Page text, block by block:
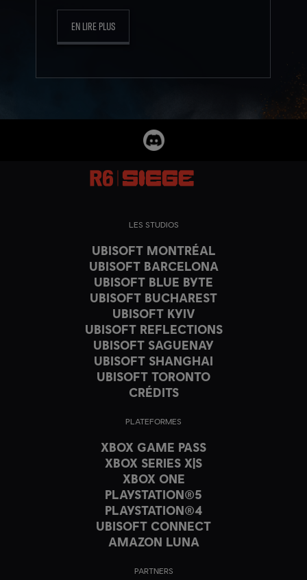
EN LIRE PLUS
LES STUDIOS
UBISOFT MONTRÉAL
UBISOFT BARCELONA
UBISOFT BLUE BYTE
UBISOFT BUCHAREST
UBISOFT KYIV
UBISOFT REFLECTIONS
UBISOFT SAGUENAY
UBISOFT SHANGHAI
UBISOFT TORONTO
CRÉDITS
PLATEFORMES
XBOX GAME PASS
XBOX SERIES X|S
XBOX ONE
PLAYSTATION®5
PLAYSTATION®4
UBISOFT CONNECT
AMAZON LUNA
PARTNERS